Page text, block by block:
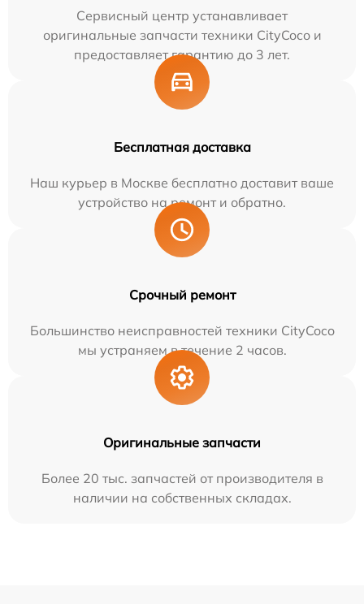
Сервисный центр устанавливает
оригинальные запчасти техники CityCoco и
предоставляет гарантию до 3 лет.
Бесплатная доставка
Наш курьер в Москве бесплатно доставит ваше
устройство на ремонт и обратно.
Срочный ремонт
Большинство неисправностей техники CityCoco
мы устраняем в течение 2 часов.
Оригинальные запчасти
Более 20 тыс. запчастей от производителя в
наличии на собственных складах.